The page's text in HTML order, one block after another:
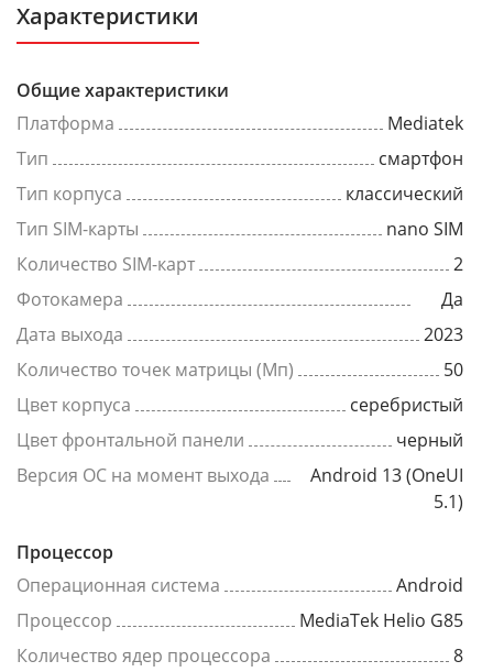
Характеристики
Общие характеристики
Платформа
Mediatek
Тип
смартфон
Тип корпуса
классический
Тип SIM-карты
nano SIM
Количество SIM-карт
2
Фотокамера
Да
Дата выхода
2023
Количество точек матрицы (Мп)
50
Цвет корпуса
серебристый
Цвет фронтальной панели
черный
Версия ОС на момент выхода
Android 13 (OneUI
5.1)
Процессор
Операционная система
Android
Процессор
MediaTek Helio G85
Количество ядер процессора
8